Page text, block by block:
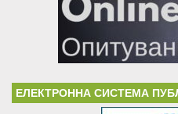
ЕЛЕКТРОННА СИСТЕМА